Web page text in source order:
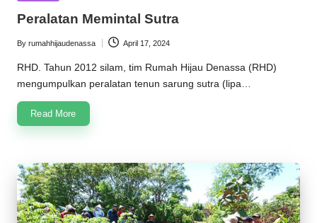
Peralatan Memintal Sutra
Posted
by
By rumahhijaudenassa April 17, 2024
RHD. Tahun 2012 silam, tim Rumah Hijau Denassa (RHD)
mengumpulkan peralatan tenun sarung sutra (lipa…
Read More